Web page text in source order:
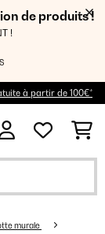
de produits !
!
S
à partir de 100€*
murale